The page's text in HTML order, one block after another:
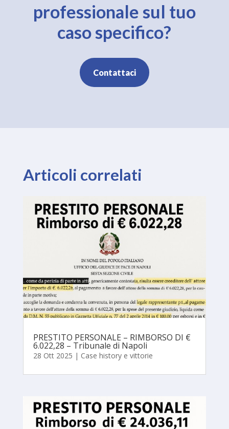
professionale sul tuo
caso specifico?
Contattaci
Articoli correlati
PRESTITO PERSONALE – RIMBORSO DI €
6.022,28 – Tribunale di Napoli
28 Ott 2025 | Case history e vittorie